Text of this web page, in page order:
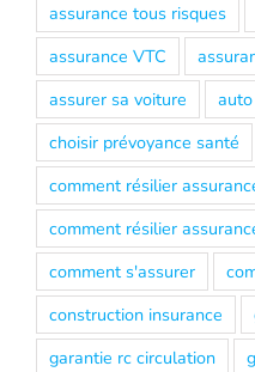
assurance tous risques
assurance VTC
assurer sa voiture
choisir prévoyance santé
comment résilier
comment résilier
comment s'assurer
construction insurance
garantie rc circulation